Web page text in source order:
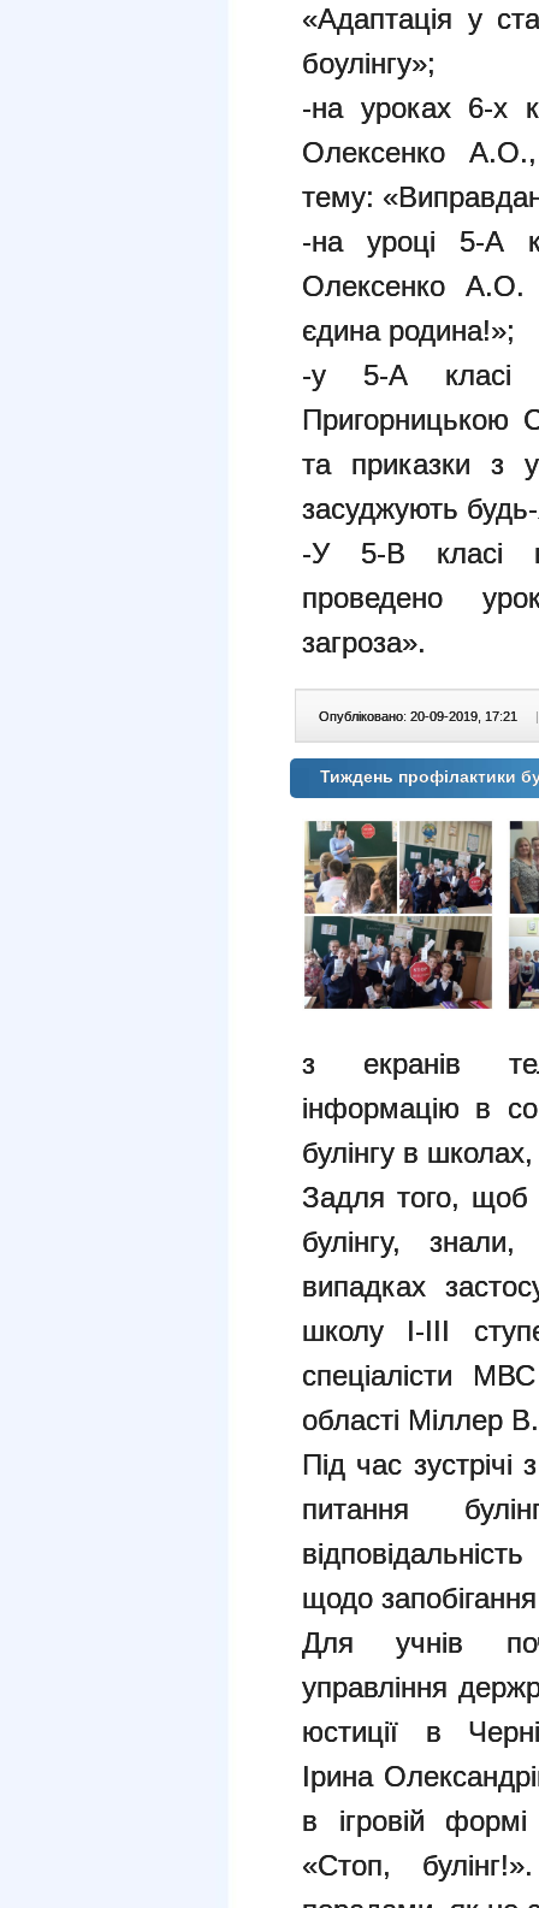
«Адаптація у
боулінгу»;
-на уроках 6-х
Олексенко
тему:
-на уроці 5-А
Олексенко А.О.
єдина родина!»;
-у 5-А класі
Пригорницькою
та приказки з
засуджують
-У 5-В класі
проведено
загроза».
Опубліковано: 20-09-2019, 17:21 |
Тиждень профілактики
з екранів
інформацію в
булінгу в
Задля того, щоб
булінгу,
випадках
школу І-ІІІ
спеціалісти
області Міллер
Під час
питання
щодо
Для учнів
управління
юстиції в
Ірина
в ігровій
«Стоп,